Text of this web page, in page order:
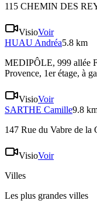
115 CHEMIN DES
VisioVoir
HUAU Andréa5.8 km
MEDIPÔLE, 999 allée
Provence, 1er étage, à
VisioVoir
SARTHE Camille9.8
147 Rue du Vabre de la
VisioVoir
Villes
Les plus grandes villes